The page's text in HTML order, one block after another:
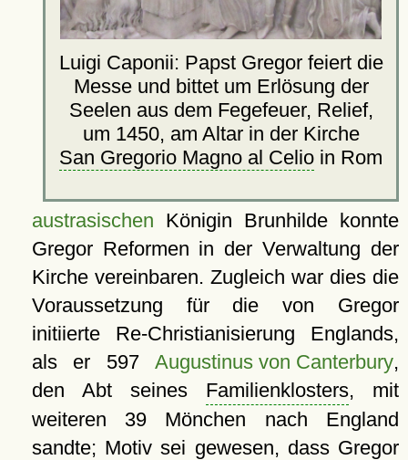
Luigi Caponii: Papst Gregor feiert die
Messe und bittet um Erlösung der
Seelen aus dem Fegefeuer, Relief,
um 1450, am Altar in der Kirche
San Gregorio Magno al Celio in Rom
austrasischen Königin Brunhilde konnte
Gregor Reformen in der Verwaltung der
Kirche vereinbaren. Zugleich war dies die
Voraussetzung für die von Gregor
initiierte Re-Christianisierung Englands,
als er 597 Augustinus von Canterbury,
den Abt seines Familienklosters, mit
weiteren 39 Mönchen nach England
sandte; Motiv sei gewesen, dass Gregor